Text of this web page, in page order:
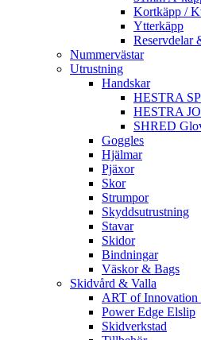
Kortkäpp /
Ytterkäpp
Reservdelar
Nummervästar
Utrustning
Handskar
HESTRA
HESTRA
SHRED
Goggles
Hjälmar
Pjäxor
Skor
Strumpor
Skyddsutrustning
Stavar
Skidor
Bindningar
Väskor & Bags
Skidvård & Valla
ART of Innovation
Power Edge Elslip
Skidverkstad